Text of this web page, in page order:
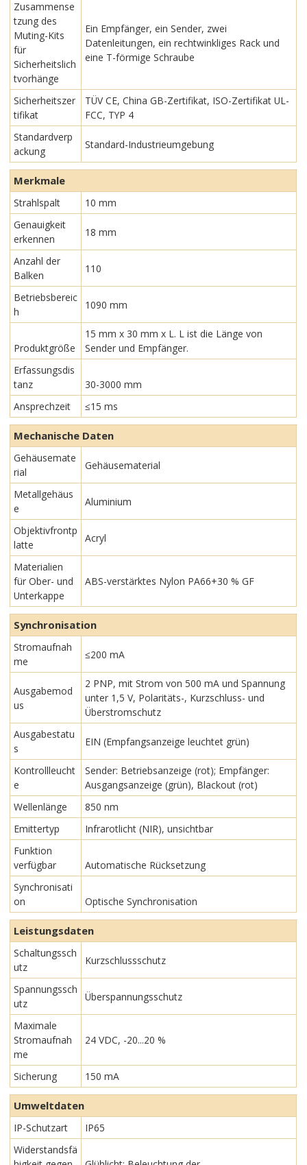
Zusammense
tzung des
Muting-Kits
für
Sicherheitslich
tvorhänge
Ein Empfänger, ein Sender, zwei
Datenleitungen, ein rechtwinkliges Rack und
eine T-förmige Schraube
Sicherheitszer
tifikat
TÜV CE, China GB-Zertifikat, ISO-Zertifikat UL-
FCC, TYP 4
Standardverp
ackung
Standard-Industrieumgebung
Merkmale
Strahlspalt
10 mm
Genauigkeit
erkennen
18 mm
Anzahl der
Balken
110
Betriebsbereic
h
1090 mm
Produktgröße
15 mm x 30 mm x L. L ist die Länge von
Sender und Empfänger.
Erfassungsdis
tanz
30-3000 mm
Ansprechzeit
≤15 ms
Mechanische Daten
Gehäusemate
rial
Gehäusematerial
Metallgehäus
e
Aluminium
Objektivfrontp
latte
Acryl
Materialien
für Ober- und
Unterkappe
ABS-verstärktes Nylon PA66+30 % GF
Synchronisation
Stromaufnah
me
≤200 mA
Ausgabemod
us
2 PNP, mit Strom von 500 mA und Spannung
unter 1,5 V, Polaritäts-, Kurzschluss- und
Überstromschutz
Ausgabestatu
s
EIN (Empfangsanzeige leuchtet grün)
Kontrollleucht
e
Sender: Betriebsanzeige (rot); Empfänger:
Ausgangsanzeige (grün), Blackout (rot)
Wellenlänge
850 nm
Emittertyp
Infrarotlicht (NIR), unsichtbar
Funktion
verfügbar
Automatische Rücksetzung
Synchronisati
on
Optische Synchronisation
Leistungsdaten
Schaltungssch
utz
Kurzschlussschutz
Spannungssch
utz
Überspannungsschutz
Maximale
Stromaufnah
me
24 VDC, -20...20 %
Sicherung 150 mA
Umweltdaten
IP-Schutzart
IP65
Widerstandsfä